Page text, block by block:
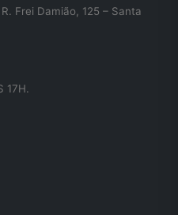
Frei Damião, 125 – Santa
17H.